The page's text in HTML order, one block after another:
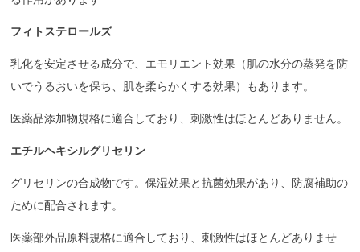
フィトステロールズ
乳化を安定させる成分で、エモリエント効果（肌の水分の蒸発を防
いでうるおいを保ち、肌を柔らかくする効果）もあります。
医薬品添加物規格に適合しており、刺激性はほとんどありません。
エチルヘキシルグリセリン
グリセリンの合成物です。保湿効果と抗菌効果があり、防腐補助の
ために配合されます。
医薬部外品原料規格に適合しており、刺激性はほとんどありませ